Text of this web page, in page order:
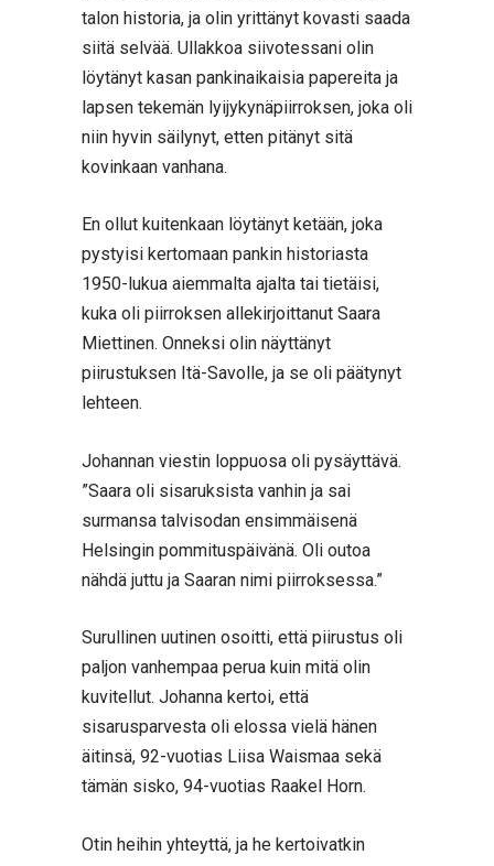
talon historia, ja olin yrittänyt kovasti saada
siitä selvää. Ullakkoa siivotessani olin
löytänyt kasan pankinaikaisia papereita ja
lapsen tekemän lyijykynäpiirroksen, joka oli
niin hyvin säilynyt, etten pitänyt sitä
kovinkaan vanhana.
En ollut kuitenkaan löytänyt ketään, joka
pystyisi kertomaan pankin historiasta
1950-lukua aiemmalta ajalta tai tietäisi,
kuka oli piirroksen allekirjoittanut Saara
Miettinen. Onneksi olin näyttänyt
piirustuksen Itä-Savolle, ja se oli päätynyt
lehteen.
Johannan viestin loppuosa oli pysäyttävä.
”Saara oli sisaruksista vanhin ja sai
surmansa talvisodan ensimmäisenä
Helsingin pommituspäivänä. Oli outoa
nähdä juttu ja Saaran nimi piirroksessa.”
Surullinen uutinen osoitti, että piirustus oli
paljon vanhempaa perua kuin mitä olin
kuvitellut. Johanna kertoi, että
sisarusparvesta oli elossa vielä hänen
äitinsä, 92-vuotias Liisa Waismaa sekä
tämän sisko, 94-vuotias Raakel Horn.
Otin heihin yhteyttä, ja he kertoivatkin